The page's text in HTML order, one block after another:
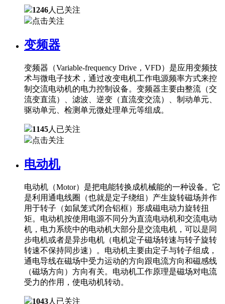
1246人已关注
点击关注
变频器
变频器（Variable-frequency Drive，VFD）是应用变频技
术与微电子技术，通过改变电机工作电源频率方式来控
制交流电动机的电力控制设备。变频器主要由整流（交
流变直流）、滤波、逆变（直流变交流）、制动单元、
驱动单元、检测单元微处理单元等组成。
1145人已关注
点击关注
电动机
电动机（Motor）是把电能转换成机械能的一种设备。它
是利用通电线圈（也就是定子绕组）产生旋转磁场并作
用于转子（如鼠笼式闭合铝框）形成磁电动力旋转扭
矩。电动机按使用电源不同分为直流电动机和交流电动
机，电力系统中的电动机大部分是交流电机，可以是同
步电机或者是异步电机（电机定子磁场转速与转子旋转
转速不保持同步速）。电动机主要由定子与转子组成，
通电导线在磁场中受力运动的方向跟电流方向和磁感线
（磁场方向）方向有关。电动机工作原理是磁场对电流
受力的作用，使电动机转动。
1043人已关注